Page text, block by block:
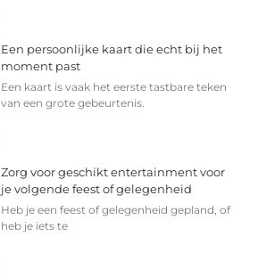
Een persoonlijke kaart die echt bij het
moment past
Een kaart is vaak het eerste tastbare teken
van een grote gebeurtenis.
Zorg voor geschikt entertainment voor
je volgende feest of gelegenheid
Heb je een feest of gelegenheid gepland, of
heb je iets te